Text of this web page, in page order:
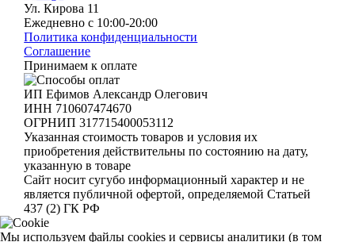
Ул. Кирова 11
Ежедневно с 10:00-20:00
Политика конфиденциальности
Соглашение
Принимаем к оплате
ИП Ефимов Александр Олегович
ИНН 710607474670
ОГРНИП317715400053112
Указанная стоимость товаров и условия их
приобретения действительны по состоянию на дату,
указанную в товаре
Сайт носит сугубо информационный характер и не
является публичной офертой, определяемой Статьей
437 (2) ГК РФ
Мы используем файлы cookies и сервисы аналитики (в том